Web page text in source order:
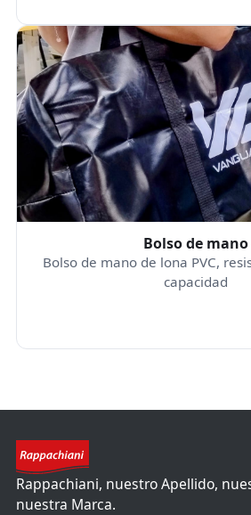
Bolso de mano
Bolso de mano de lona PVC,
capacidad
Rappachiani, nuestro Apellido,
nuestra Marca.